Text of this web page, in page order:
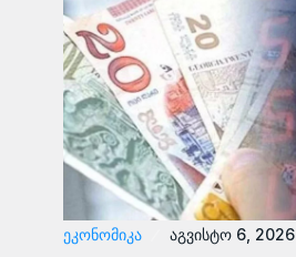
ᲔᲙᲝᲜᲝᲛᲘᲙᲐ აგვისტო 6, 2026